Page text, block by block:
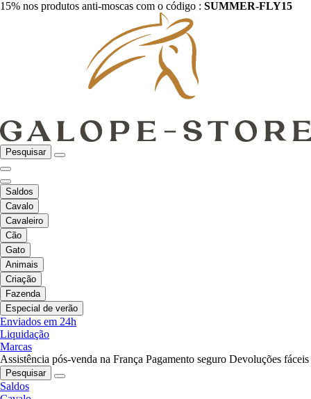
15% nos produtos anti-moscas com o código : SUMMER-FLY15
Pesquisar
Saldos
Cavalo
Cavaleiro
Cão
Gato
Animais
Criação
Fazenda
Especial de verão
Enviados em 24h
Liquidação
Marcas
Assistência pós-venda na França Pagamento seguro Devoluções fáceis
Pesquisar
Saldos